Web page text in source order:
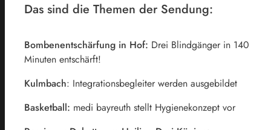
Das sind die Themen der Sendung:
Bombenentschärfung in Hof: Drei Blindgänger in 140
Minuten entschärft!
Kulmbach: Integrationsbegleiter werden ausgebildet
Basketball: medi bayreuth stellt Hygienekonzept vor